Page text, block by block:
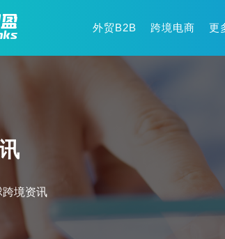
外贸B2B 跨境电商 更
跨境资讯